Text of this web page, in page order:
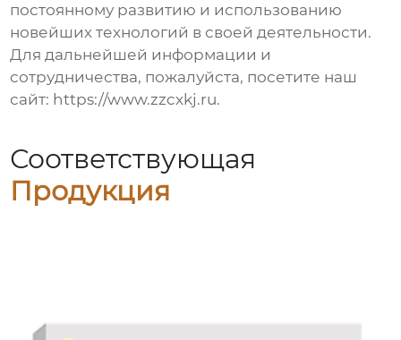
постоянному развитию и использованию
новейших технологий в своей деятельности.
Для дальнейшей информации и
сотрудничества, пожалуйста, посетите наш
сайт: https://www.zzcxkj.ru.
Соответствующая
Продукция